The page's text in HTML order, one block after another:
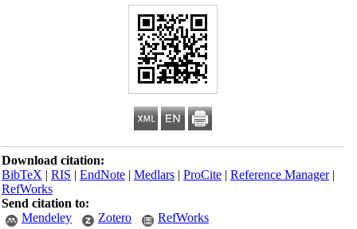
Download citation:
BibTeX|RIS|EndNote|Medlars|ProCite|Reference Manager
RefWorks
Send citation to:
Mendeley
Zotero RefWorks